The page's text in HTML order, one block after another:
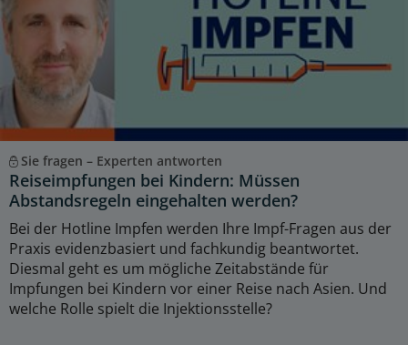
Sie fragen – Experten antworten
Reiseimpfungen bei Kindern: Müssen
Abstandsregeln eingehalten werden?
Bei der Hotline Impfen werden Ihre Impf-Fragen aus der
Praxis evidenzbasiert und fachkundig beantwortet.
Diesmal geht es um mögliche Zeitabstände für
Impfungen bei Kindern vor einer Reise nach Asien. Und
welche Rolle spielt die Injektionsstelle?